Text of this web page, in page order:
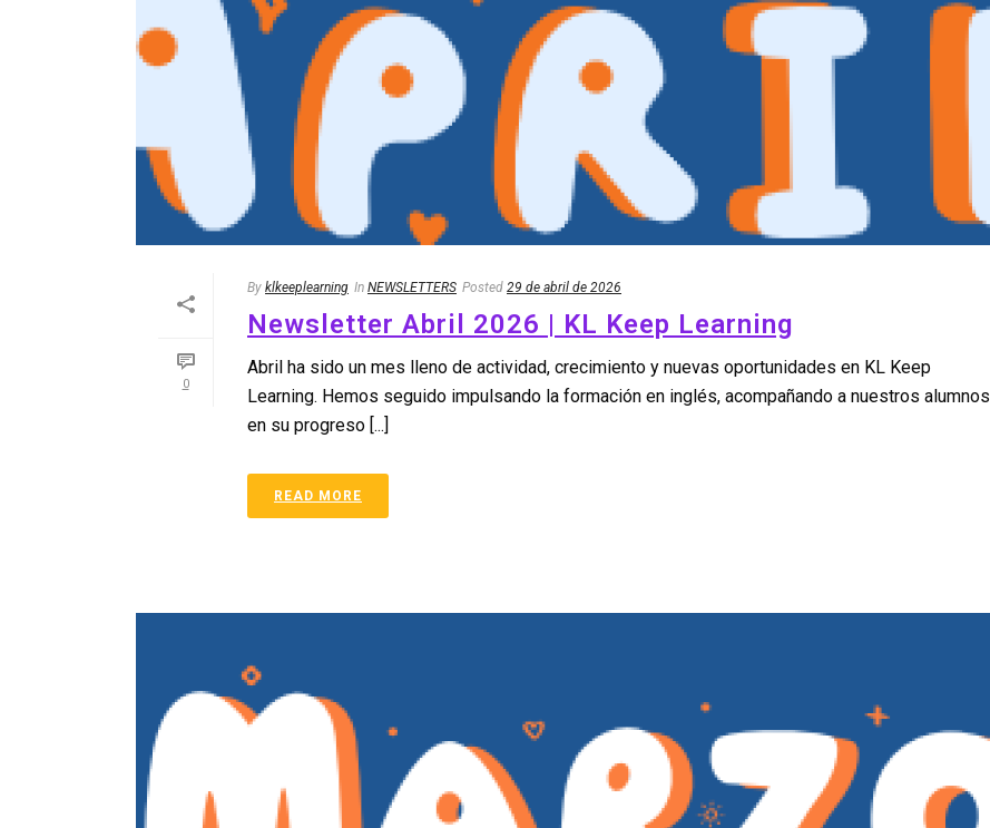
0
By klkeeplearning In NEWSLETTERS Posted 29 de abril de 2026
Newsletter Abril 2026 | KL Keep Learning
Abril ha sido un mes lleno de actividad, crecimiento y nuevas oportunidades en KL Keep
Learning. Hemos seguido impulsando la formación en inglés, acompañando a nuestros alumnos
en su progreso [...]
READ MORE